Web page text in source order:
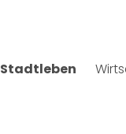
Stadtleben